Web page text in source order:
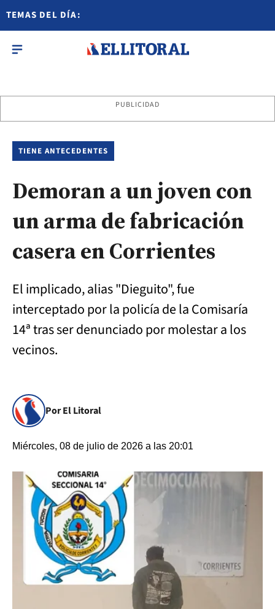
TEMAS DEL DÍA:
PUBLICIDAD
TIENE ANTECEDENTES
Demoran a un joven con
un arma de fabricación
casera en Corrientes
El implicado, alias "Dieguito", fue
interceptado por la policía de la Comisaría
14ª tras ser denunciado por molestar a los
vecinos.
Por El Litoral
Miércoles, 08 de julio de 2026 a las 20:01